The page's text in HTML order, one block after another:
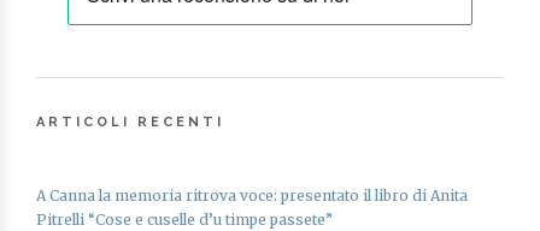
ARTICOLI RECENTI
A Canna la memoria ritrova voce: presentato il libro di Anita
Pitrelli “Cose e cuselle d’u timpe passete”